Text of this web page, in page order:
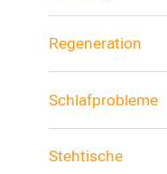
Regeneration
Schlafprobleme
Stehtische